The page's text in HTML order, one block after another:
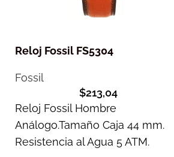
Reloj Fossil FS5304
Fossil
$213,04
Reloj Fossil Hombre
Análogo.Tamaño Caja 44 mm.
Resistencia al Agua 5 ATM.